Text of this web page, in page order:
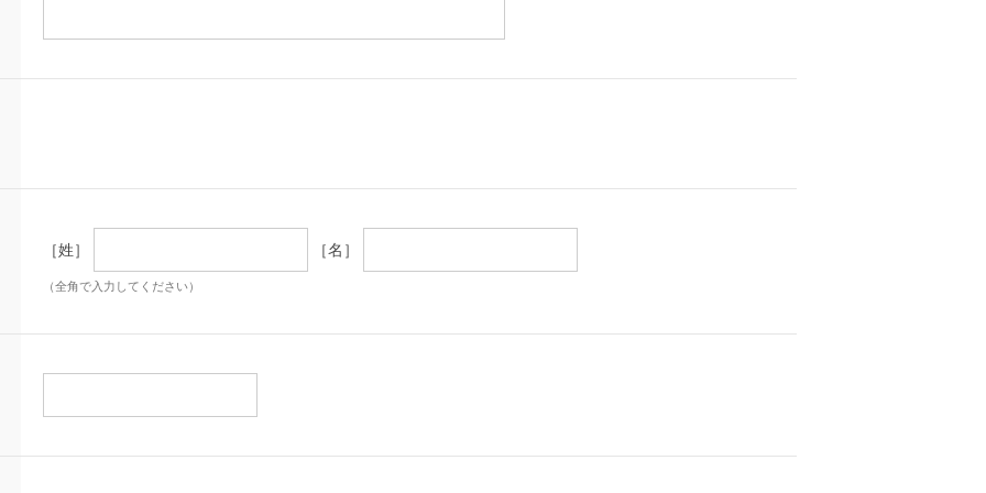
［姓］ ［名］
（全角で入力してください）